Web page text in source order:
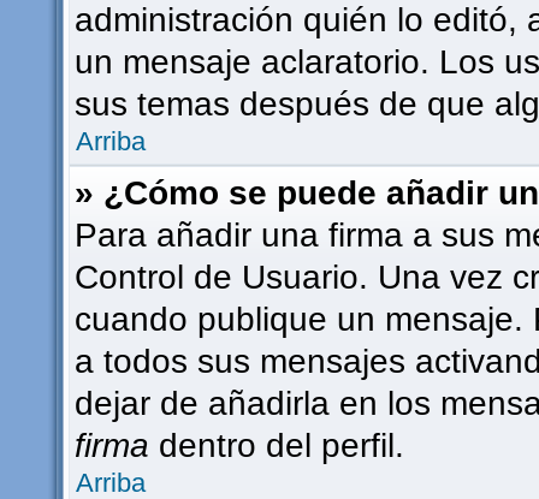
administración quién lo editó,
un mensaje aclaratorio. Los
sus temas después de que
Arriba
» ¿Cómo se puede añadir
Para añadir una firma a sus
Control de Usuario. Una vez
cuando publique un
a todos sus mensajes
dejar de añadirla en los
firma dentro del perfil.
Arriba